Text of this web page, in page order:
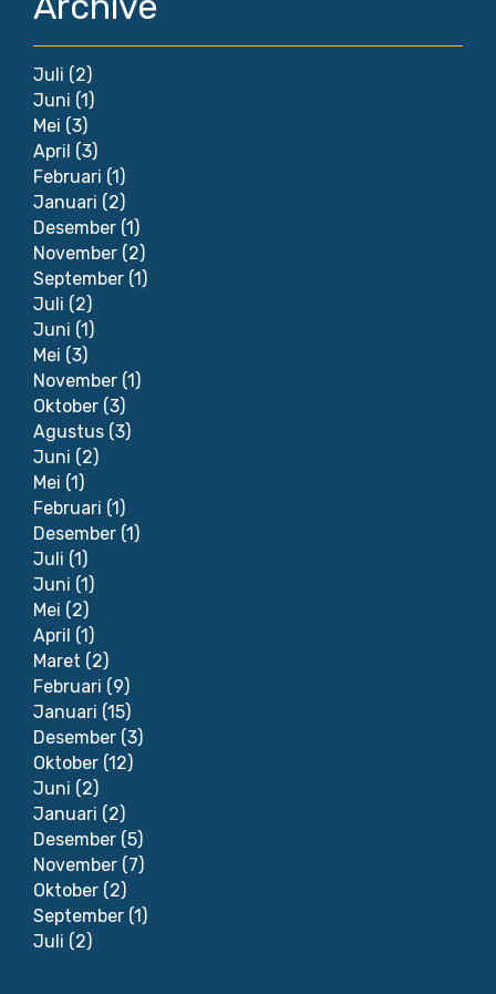
Juli (2)
Juni (1)
Mei (3)
April (3)
Februari (1)
Januari (2)
Desember (1)
November (2)
September (1)
Juli (2)
Juni (1)
Mei (3)
November (1)
Oktober (3)
Agustus (3)
Juni (2)
Mei (1)
Februari (1)
Desember (1)
Juli (1)
Juni (1)
Mei (2)
April (1)
Maret (2)
Februari (9)
Januari (15)
Desember (3)
Oktober (12)
Juni (2)
Januari (2)
Desember (5)
November (7)
Oktober (2)
September (1)
Juli (2)